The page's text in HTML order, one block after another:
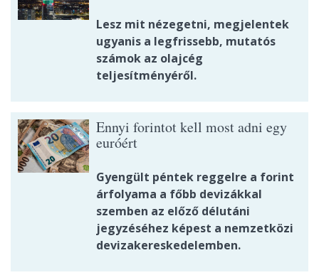
Lesz mit nézegetni, megjelentek
ugyanis a legfrissebb, mutatós
számok az olajcég
teljesítményéről.
Ennyi forintot kell most adni egy
euróért
Gyengült péntek reggelre a forint
árfolyama a főbb devizákkal
szemben az előző délutáni
jegyzéséhez képest a nemzetközi
devizakereskedelemben.